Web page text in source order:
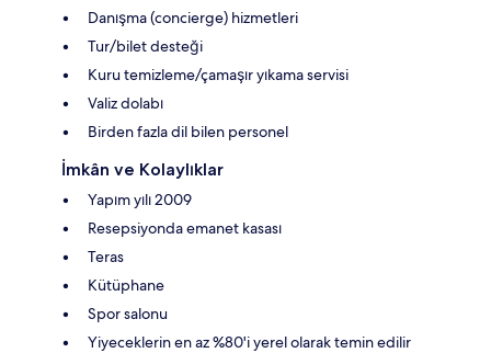
Danışma (concierge) hizmetleri
Tur/bilet desteği
Kuru temizleme/çamaşır yıkama servisi
Valiz dolabı
Birden fazla dil bilen personel
İmkân ve Kolaylıklar
Yapım yılı 2009
Resepsiyonda emanet kasası
Teras
Kütüphane
Spor salonu
Yiyeceklerin en az %80'i yerel olarak temin edilir